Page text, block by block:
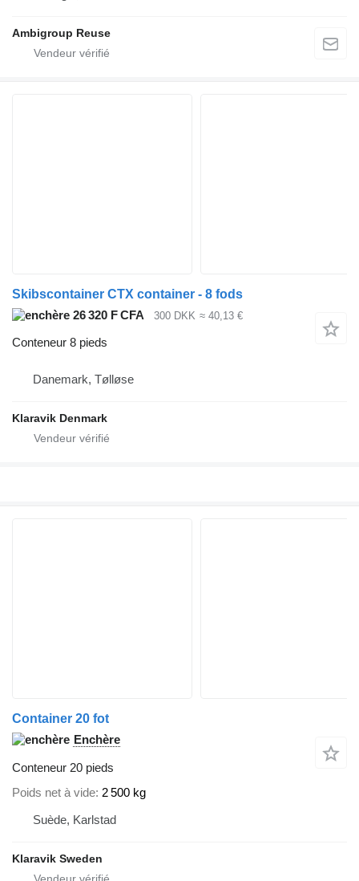
Ambigroup Reuse
Skibscontainer CTX container - 8 fods
26 320 F CFA
300 DKK ≈ 40,13 €
Conteneur 8 pieds
Danemark, Tølløse
Klaravik Denmark
Container 20 fot
Enchère
Conteneur 20 pieds
Poids net à vide 2 500 kg
Suède, Karlstad
Klaravik Sweden